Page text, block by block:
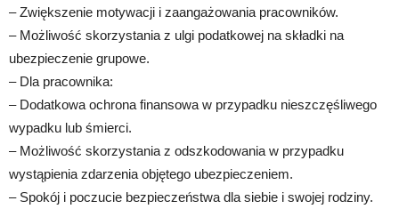
– Zwiększenie motywacji i zaangażowania pracowników.
– Możliwość skorzystania z ulgi podatkowej na składki na
ubezpieczenie grupowe.
– Dla pracownika:
– Dodatkowa ochrona finansowa w przypadku nieszczęśliwego
wypadku lub śmierci.
– Możliwość skorzystania z odszkodowania w przypadku
wystąpienia zdarzenia objętego ubezpieczeniem.
– Spokój i poczucie bezpieczeństwa dla siebie i swojej rodziny.